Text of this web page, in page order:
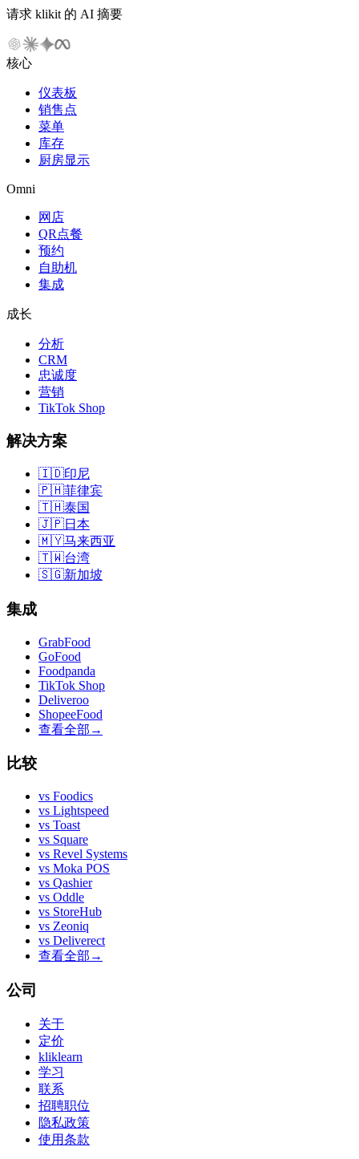
请求 klikit 的 AI 摘要
核心
仪表板
销售点
菜单
库存
厨房显示
Omni
网店
QR点餐
预约
自助机
集成
成长
分析
CRM
忠诚度
营销
TikTok Shop
解决方案
🇮🇩印尼
🇵🇭菲律宾
🇹🇭泰国
🇯🇵日本
🇲🇾马来西亚
🇹🇼台湾
🇸🇬新加坡
集成
GrabFood
GoFood
Foodpanda
TikTok Shop
Deliveroo
ShopeeFood
查看全部 →
比较
vs Foodics
vs Lightspeed
vs Toast
vs Square
vs Revel Systems
vs Moka POS
vs Qashier
vs Oddle
vs StoreHub
vs Zeoniq
vs Deliverect
查看全部 →
公司
关于
定价
kliklearn
学习
联系
招聘职位
隐私政策
使用条款